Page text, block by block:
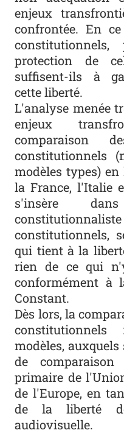
enjeux
confrontée. En
protection de
suffisent-ils à
cette liberté.
L'analyse menée
enjeux
comparaison
constitutionnels
modèles types)
la France, l'Italie
s'insère
constitutionnels,
qui tient à la
rien de ce qui
conformément à
Constant.
Dès lors, la
modèles,
de
primaire de
de l'Europe, en
de la liberté
audiovisuelle.